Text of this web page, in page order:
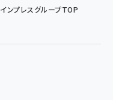
インプレスグループTOP